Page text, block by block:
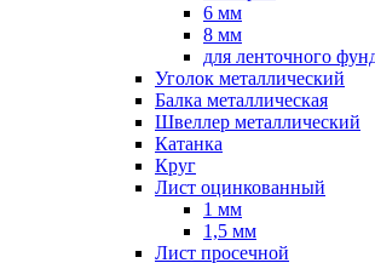
6 мм
8 мм
для ленточного
Уголок металлический
Балка металлическая
Швеллер металлический
Катанка
Круг
Лист оцинкованный
1 мм
1,5 мм
Лист просечной